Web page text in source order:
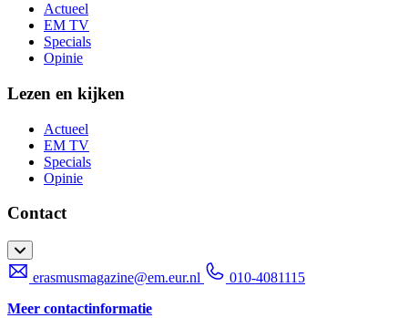
Actueel
EM TV
Specials
Opinie
Lezen en kijken
Actueel
EM TV
Specials
Opinie
Contact
erasmusmagazine@em.eur.nl
010-4081115
Meer contactinformatie